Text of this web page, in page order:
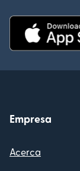
Empresa
Acerca